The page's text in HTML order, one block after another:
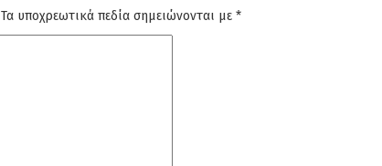
Τα υποχρεωτικά πεδία σημειώνονται με *